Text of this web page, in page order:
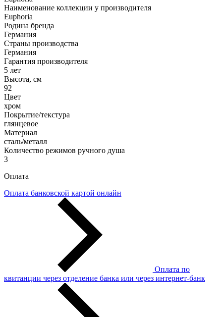
Наименование коллекции у производителя
Euphoria
Родина бренда
Германия
Страны производства
Германия
Гарантия производителя
5 лет
Высота, см
92
Цвет
хром
Покрытие/текстура
глянцевое
Материал
сталь/металл
Количество режимов ручного душа
3
Оплата
Оплата банковской картой онлайн
Оплата по
квитанции через отделение банка или через интернет-банк